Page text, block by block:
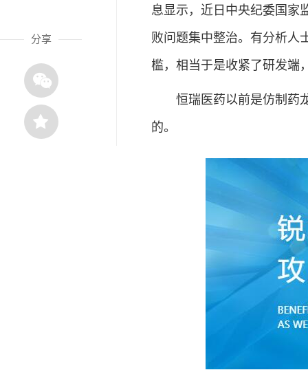
分享
息显示，近日中央纪委国家
败问题集中整治。有分析人
槛，相当于是收紧了研发端
恒瑞医药以前是仿制药龙
的。